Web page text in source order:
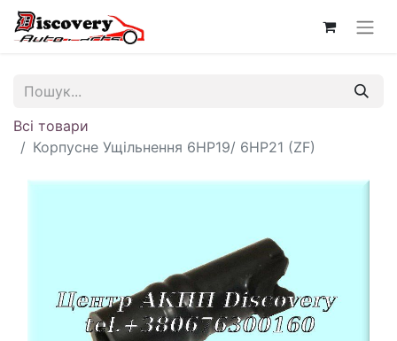
Всі товари
Корпусне Ущільнення 6HP19/ 6HP21 (ZF)